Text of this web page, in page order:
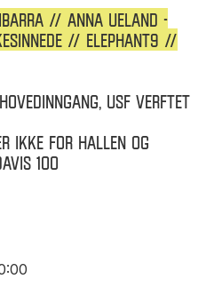
// ANNA UELAND -
// ELEPHANT9 //
USF VERFTET
IKKE for Hallen og
100